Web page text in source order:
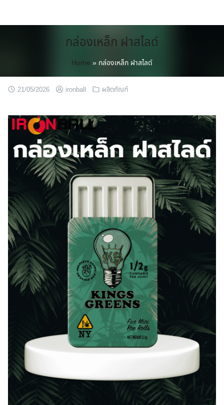
กล่องเหล็ก ฝาสไลด์
Home » กล่องเหล็ก ฝาสไลด์
21/05/2026 ironball ผลิตภัณฑ์